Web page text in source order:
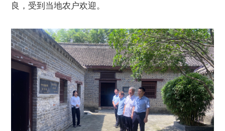
良，受到当地农户欢迎。